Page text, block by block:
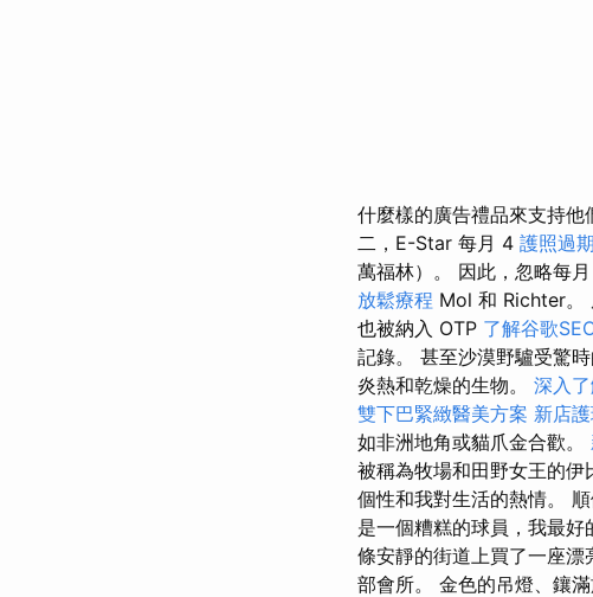
什麼樣的廣告禮品來支持
二，E-Star 每月 4 護照過
萬福林）。 因此，忽略每
放鬆療程 Mol 和 Richter。
也被納入 OTP 了解谷歌
記錄。 甚至沙漠野驢受驚
炎熱和乾燥的生物。 深入
雙下巴緊緻醫美方案 新店
如非洲地角或貓爪金合歡。
被稱為牧場和田野女王的
個性和我對生活的熱情。
是一個糟糕的球員，我最
條安靜的街道上買了一座
部會所。 金色的吊燈、鑲